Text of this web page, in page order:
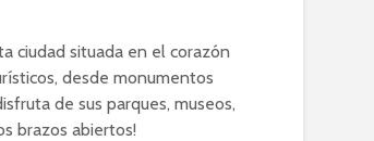
ciudad situada en el corazón
desde monumentos
de sus parques, museos,
brazos abiertos!